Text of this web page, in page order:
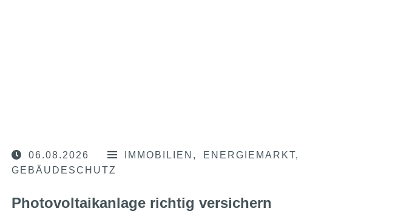
06.08.2026 IMMOBILIEN
ENERGIEMARKT
GEBÄUDESCHUTZ
Photovoltaikanlage richtig versichern